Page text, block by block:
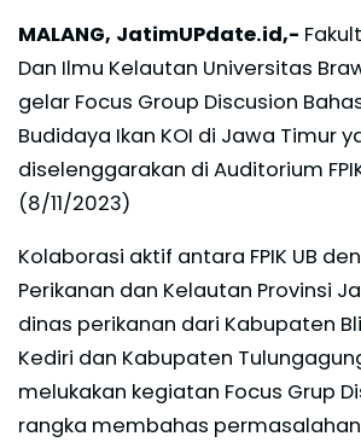
MALANG, JatimUPdate.id,-
Dan Ilmu Kelautan Universitas
gelar Focus Group Discusion
Budidaya Ikan KOI di Jawa Timur
diselenggarakan di Auditorium
(8/11/2023)
Kolaborasi aktif antara FPIK UB
Perikanan dan Kelautan Provinsi
dinas perikanan dari Kabupaten
Kediri dan Kabupaten
melukakan kegiatan Focus Grup
rangka membahas permasalahan